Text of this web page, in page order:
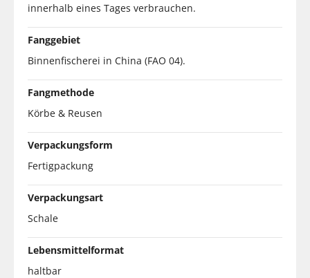
innerhalb eines Tages verbrauchen.
Fanggebiet
Binnenfischerei in China (FAO 04).
Fangmethode
Körbe & Reusen
Verpackungsform
Fertigpackung
Verpackungsart
Schale
Lebensmittelformat
haltbar